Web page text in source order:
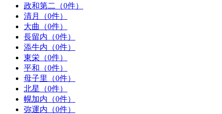
政和第二（0件）
清月（0件）
大曲（0件）
長留内（0件）
添牛内（0件）
東栄（0件）
平和（0件）
母子里（0件）
北星（0件）
幌加内（0件）
弥運内（0件）